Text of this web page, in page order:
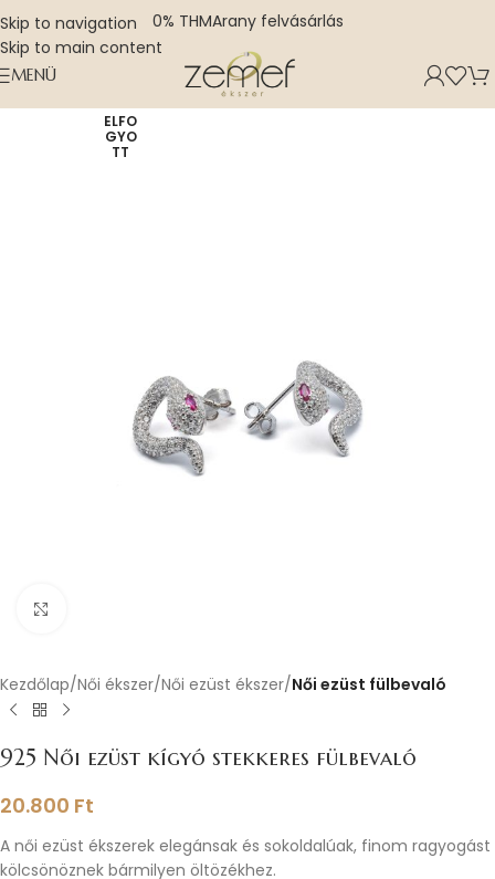
Skip to navigation
Skip to main content
0% THMArany felvásárlás
MENÜ
ELFO
GYO
TT
Kezdőlap Női ékszer Női ezüst ékszer Női ezüst fülbevaló
925 Női ezüst kígyó stekkeres fülbevaló
20.800 Ft
A női ezüst ékszerek elegánsak és sokoldalúak, finom ragyogást
kölcsönöznek bármilyen öltözékhez.